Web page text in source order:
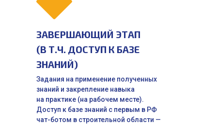
ЗАВЕРШАЮЩИЙ ЭТАП
(В Т.Ч. ДОСТУП К БАЗЕ
ЗНАНИЙ)
Задания на применение полученных
знаний и закрепление навыка
на практике (на рабочем месте).
Доступ к базе знаний с первым в РФ
чат-ботом в строительной области —